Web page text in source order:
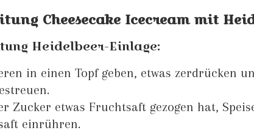
Cheesecake Icecream mit
Heidelbeer-Einlage:
in einen Topf geben, etwas zerdrücken
Zucker etwas Fruchtsaft gezogen hat,
einrühren.